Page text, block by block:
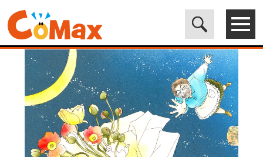
電子書籍マンガ CoMax(コマックス)公式サイト - 株式会社ICE>
LEGEND> じさまとばさま2